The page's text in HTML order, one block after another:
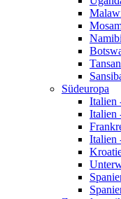
Südeuropa
Italien
Italien
Italien